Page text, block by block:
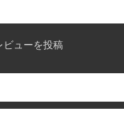
ビューを投稿